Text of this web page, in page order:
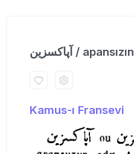
آپاكسزین / apansızın
Kamus-ı Fransevi